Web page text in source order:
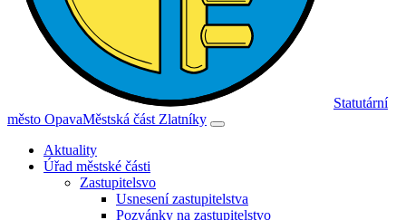
Statutární
město OpavaMěstská část Zlatníky
Aktuality
Úřad městské části
Zastupitelsvo
Usnesení zastupitelstva
Pozvánky na zastupitelstvo